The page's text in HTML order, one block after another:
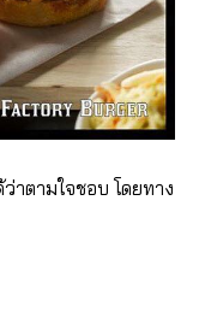
าตามใจชอบ โดยทาง